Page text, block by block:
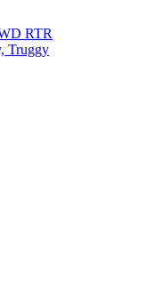
RTR
Truggy